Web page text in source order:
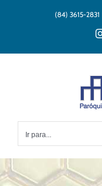
(84) 3615-2831
Ir para...